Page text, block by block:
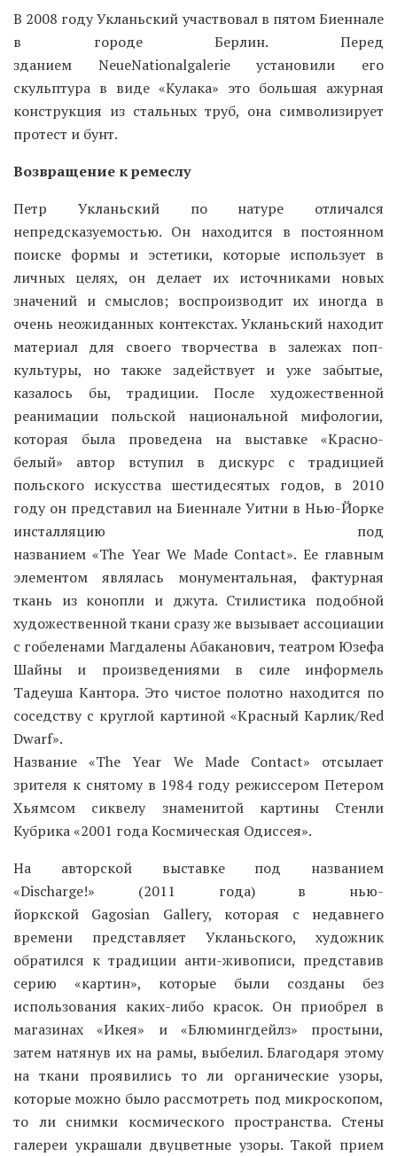
В 2008 году Укланьский участвовал в пятом Биеннале
в городе Берлин. Перед
зданием NeueNationalgalerie установили его
скульптура в виде «Кулака» это большая ажурная
конструкция из стальных труб, она символизирует
протест и бунт.
Возвращение к ремеслу
Петр Укланьский по натуре отличался
непредсказуемостью. Он находится в постоянном
поиске формы и эстетики, которые использует в
личных целях, он делает их источниками новых
значений и смыслов; воспроизводит их иногда в
очень неожиданных контекстах. Укланьский находит
материал для своего творчества в залежах поп-
культуры, но также задействует и уже забытые,
казалось бы, традиции. После художественной
реанимации польской национальной мифологии,
которая была проведена на выставке «Красно-
белый» автор вступил в дискурс с традицией
польского искусства шестидесятых годов, в 2010
году он представил на Биеннале Уитни в Нью-Йорке
инсталляцию под
названием «The Year We Made Contact». Ее главным
элементом являлась монументальная, фактурная
ткань из конопли и джута. Стилистика подобной
художественной ткани сразу же вызывает ассоциации
с гобеленами Магдалены Абаканович, театром Юзефа
Шайны и произведениями в силе информель
Тадеуша Кантора. Это чистое полотно находится по
соседству с круглой картиной «Красный Карлик/Red
Dwarf».
Название «The Year We Made Contact» отсылает
зрителя к снятому в 1984 году режиссером Петером
Хьямсом сиквелу знаменитой картины Стенли
Кубрика «2001 года Космическая Одиссея».
На авторской выставке под названием
«Discharge!» (2011 года) в нью-
йоркской Gagosian Gallery, которая с недавнего
времени представляет Укланьского, художник
обратился к традиции анти-живописи, представив
серию «картин», которые были созданы без
использования каких-либо красок. Он приобрел в
магазинах «Икея» и «Блюмингдейлз» простыни,
затем натянув их на рамы, выбелил. Благодаря этому
на ткани проявились то ли органические узоры,
которые можно было рассмотреть под микроскопом,
то ли снимки космического пространства. Стены
галереи украшали двуцветные узоры. Такой прием